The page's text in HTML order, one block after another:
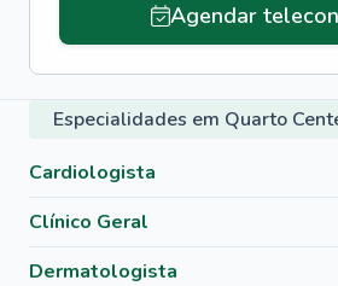
Agendar
Especialidades em Quarto
Cardiologista
Clínico Geral
Dermatologista